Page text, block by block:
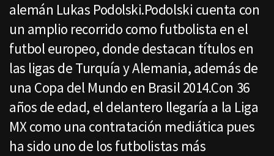
alemán Lukas Podolski.Podolski cuenta con
un amplio recorrido como futbolista en el
futbol europeo, donde destacan títulos en
las ligas de Turquía y Alemania, además de
una Copa del Mundo en Brasil 2014.Con 36
años de edad, el delantero llegaría a la Liga
MX como una contratación mediática pues
ha sido uno de los futbolistas más